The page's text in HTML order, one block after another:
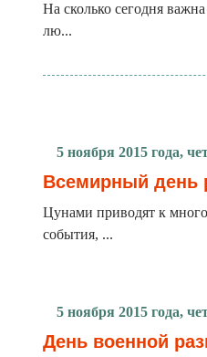
На сколько сегодня
лю...
5 ноября 2015 года,
Всемирный день
Цунами приводят к
события, ...
5 ноября 2015 года,
День военной